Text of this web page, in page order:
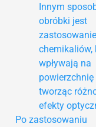
Innym
obróbki jest
zastosowanie
chemikaliów,
wpływają na
powierzchnię
tworząc
efekty
Po zastosowaniu